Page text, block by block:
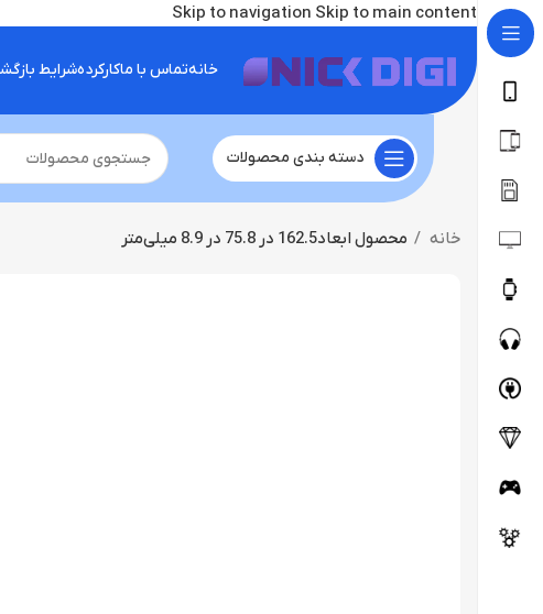
Skip to navigation Skip to main content
خانهتماس با ماکارکردهشرایط
دسته بندی محصولات
خانه محصول ابعاد162.5 در 75.8 در 8.9 میلی‌متر